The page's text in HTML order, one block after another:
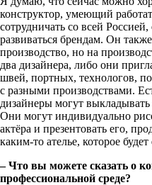
конструктор, умеющий
сотрудничать со всей Россией,
развиваться брендам. Он
производство, но на
два дизайнера, либо они
швей, портных, технологов,
с разными производствами.
дизайнеры могут
Они могут индивидуально
актёра и презентовать его,
каким-то ателье, которое
– Что вы можете сказать о
профессиональной среде?